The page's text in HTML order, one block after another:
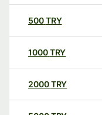
500TRY
1000TRY
2000TRY